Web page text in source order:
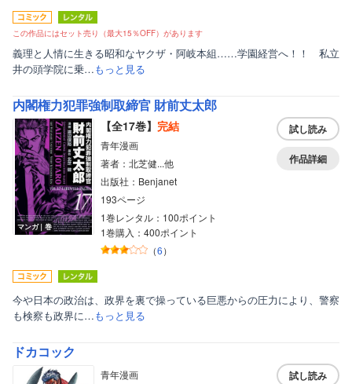
この作品にはセット売り（最大15％OFF）があります
義理と人情に生きる昭和なヤクザ・阿岐本組……学園経営へ！！ 私立
井の頭学院に乗…もっと見る
内閣権力犯罪強制取締官 財前丈太郎
マンガ｜巻
【全17巻】 完結
青年漫画
著者：北芝健...他
出版社：Benjanet
193ページ
1巻レンタル：100ポイント
1巻購入：400ポイント
（6）
試し読み
作品詳細
今や日本の政治は、政界を裏で操っている巨悪からの圧力により、警察
も検察も政界に…もっと見る
ドカコック
青年漫画
試し読み